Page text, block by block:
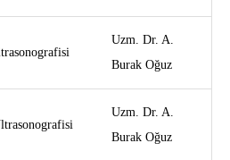
Uzm. Dr. A.
Burak Oğuz
Uzm. Dr. A.
Burak Oğuz